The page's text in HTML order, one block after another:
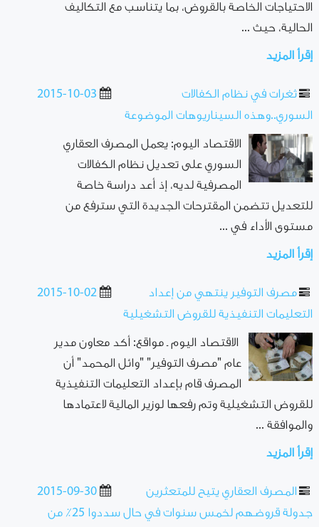
الاحتياجات الخاصة بالقروض، بما يتناسب مع التكاليف
الحالية، حيث ...
إقرأ المزيد
2015-10-03
ثغرات في نظام الكفالات
السوري..وهذه السيناريوهات الموضوعة
الاقتصاد اليوم: يعمل المصرف العقاري
السوري على تعديل نظام الكفالات
المصرفية لديه، إذ أعد دراسة خاصة
للتعديل تتضمن المقترحات الجديدة التي سترفع من
مستوى الأداء في ...
إقرأ المزيد
2015-10-02
مصرف التوفير ينتهي من إعداد
التعليمات التنفيذية للقروض التشغيلية
الاقتصاد اليوم ـ مواقع: أكد معاون مدير
عام "مصرف التوفير" "وائل المحمد" أن
المصرف قام بإعداد التعليمات التنفيذية
للقروض التشغيلية وتم رفعها لوزير المالية لاعتمادها
والموافقة ...
إقرأ المزيد
2015-09-30
المصرف العقاري يتيح للمتعثرين
جدولة قروضهم لخمس سنوات في حال سددوا 25٪ من